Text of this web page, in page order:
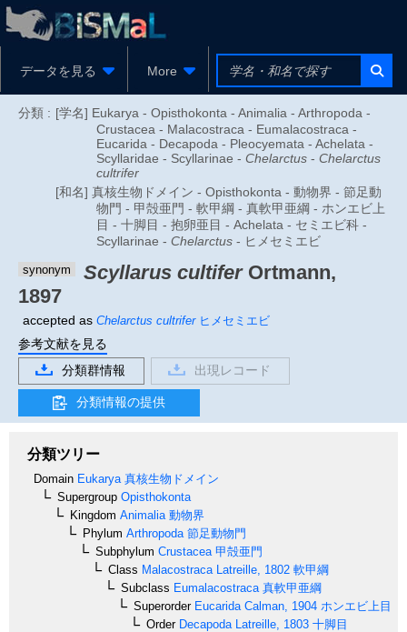
データを見る More
分類 : [学名] Eukarya - Opisthokonta - Animalia - Arthropoda -
Crustacea - Malacostraca - Eumalacostraca -
Eucarida - Decapoda - Pleocyemata - Achelata -
Scyllaridae - Scyllarinae - Chelarctus - Chelarctus
cultrifer
[和名] 真核生物ドメイン - Opisthokonta - 動物界 - 節足動
物門 - 甲殻亜門 - 軟甲綱 - 真軟甲亜綱 - ホンエビ上
目 - 十脚目 - 抱卵亜目 - Achelata - セミエビ科 -
Scyllarinae - Chelarctus - ヒメセミエビ
synonym Scyllarus cultiferOrtmann,
1897
accepted as Chelarctus cultriferヒメセミエビ
参考文献を見る
分類群情報
出現レコード
分類情報の提供
分類ツリー
Domain Eukarya 真核生物ドメイン
Supergroup Opisthokonta
Kingdom Animalia 動物界
Phylum Arthropoda 節足動物門
Subphylum Crustacea 甲殻亜門
Class Malacostraca Latreille, 1802 軟甲綱
Subclass Eumalacostraca 真軟甲亜綱
SuperorderEucarida Calman, 1904 ホンエビ上目
OrderDecapoda Latreille, 1803 十脚目